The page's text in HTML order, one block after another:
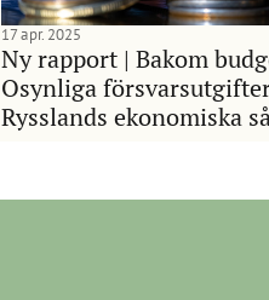
Ny rapport | Bakom
Osynliga
Rysslands ekonomiska
17 apr. 2025